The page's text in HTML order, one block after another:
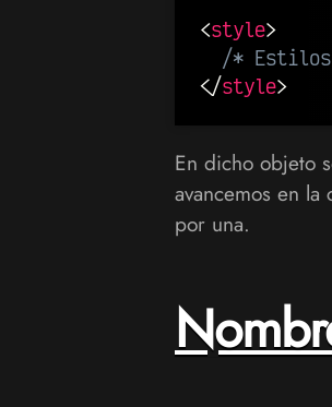
<style>
/* Estilos
</style>
En dicho objeto
avancemos en
por una.